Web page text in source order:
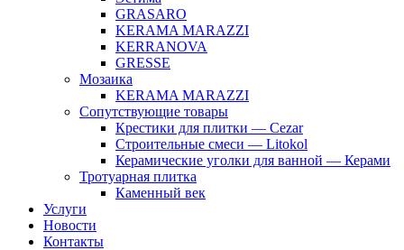
GRASARO
KERAMA MARAZZI
KERRANOVA
GRESSE
Мозаика
KERAMA MARAZZI
Сопутствующие товары
Крестики для плитки — Cezar
Строительные смеси — Litokol
Керамические уголки для ванной — Керами
Тротуарная плитка
Каменный век
Услуги
Новости
Контакты